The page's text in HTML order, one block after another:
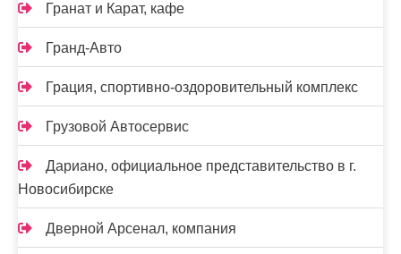
Гранат и Карат, кафе
Гранд-Авто
Грация, спортивно-оздоровительный комплекс
Грузовой Автосервис
Дариано, официальное представительство в г.
Новосибирске
Дверной Арсенал, компания